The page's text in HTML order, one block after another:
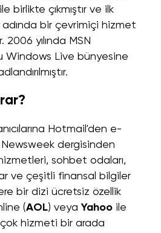
birlikte çıkmıştır ve ilk
bir çevrimiçi hizmet
yılında MSN
Windows Live bünyesine
Hotmail'den e-
dergisinden
sohbet odaları,
ve çeşitli finansal bilgiler
bir dizi ücretsiz özellik
(AOL) veya Yahoo ile
çok hizmeti bir arada